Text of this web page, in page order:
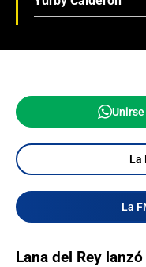
La
La
Lana del Rey